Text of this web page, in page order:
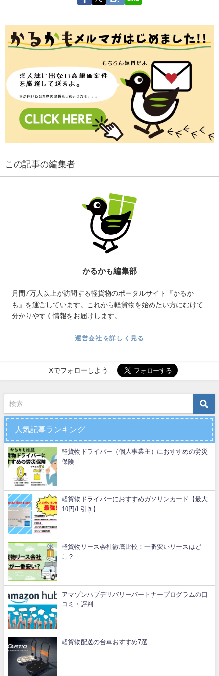
この記事の編集者
かるかも編集部
月間7万人以上が訪問する軽貨物のポータルサイト『かるか
も』を運営しています。これから軽貨物を始めたい方にむけて
分かりやすく情報をお届けします。
運営会社を詳しく見る
Xでフォローしよう
人気記事ランキング
軽貨物ドライバー（個人事業主）におすすめの労災
保険
軽貨物ドライバーにおすすめガソリンカード【最大
10円/L引き】
軽貨物リース会社徹底比較！一番安いリースはど
こ？
アマゾンハブデリバリーパートナープログラムの口
コミ・評判
軽貨物配送の台車おすすめ7選